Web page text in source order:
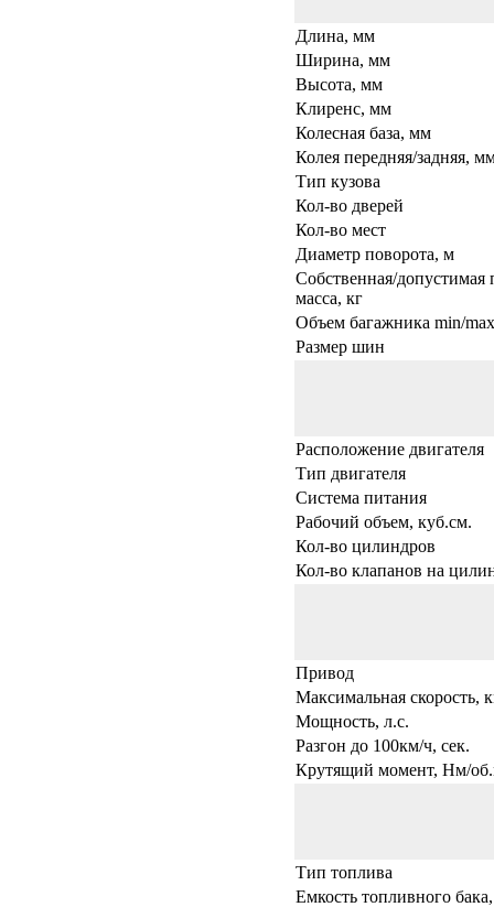
Длина, мм
Ширина, мм
Высота, мм
Клиренс, мм
Колесная база, мм
Колея передняя/задняя,
Тип кузова
Кол-во дверей
Кол-во мест
Диаметр поворота, м
Собственная/допустимая
масса, кг
Объем багажника min/
Размер шин
Расположение двигателя
Тип двигателя
Система питания
Рабочий объем, куб.см.
Кол-во цилиндров
Кол-во клапанов на
Привод
Максимальная скорость,
Мощность, л.с.
Разгон до 100км/ч, сек.
Крутящий момент, Нм/
Тип топлива
Емкость топливного